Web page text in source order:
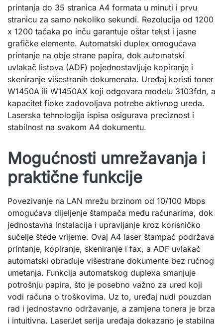
printanja do 35 stranica A4 formata u minuti i prvu
stranicu za samo nekoliko sekundi. Rezolucija od 1200
x 1200 tačaka po inču garantuje oštar tekst i jasne
grafičke elemente. Automatski duplex omogućava
printanje na obje strane papira, dok automatski
uvlakač listova (ADF) pojednostavljuje kopiranje i
skeniranje višestranih dokumenata. Uređaj koristi toner
W1450A ili W1450AX koji odgovara modelu 3103fdn, a
kapacitet fioke zadovoljava potrebe aktivnog ureda.
Laserska tehnologija ispisa osigurava preciznost i
stabilnost na svakom A4 dokumentu.
Mogućnosti umrežavanja i
praktične funkcije
Povezivanje na LAN mrežu brzinom od 10/100 Mbps
omogućava dijeljenje štampača među računarima, dok
jednostavna instalacija i upravljanje kroz korisničko
sučelje štede vrijeme. Ovaj A4 laser štampač podržava
printanje, kopiranje, skeniranje i fax, a ADF uvlakač
automatski obrađuje višestrane dokumente bez ručnog
umetanja. Funkcija automatskog duplexa smanjuje
potrošnju papira, što je posebno važno za ured koji
vodi računa o troškovima. Uz to, uređaj nudi pouzdan
rad i jednostavno održavanje, a zamjena tonera je brza
i intuitivna. LaserJet serija uređaja dokazano je stabilna